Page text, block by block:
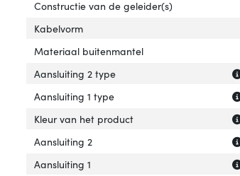
Constructie van de geleider(s)
Kabelvorm
Materiaal buitenmantel
Aansluiting 2 type
Aansluiting 1 type
Kleur van het product
Aansluiting 2
Aansluiting 1